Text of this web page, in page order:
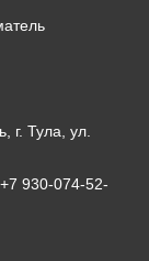
г. Тула, ул.
930-074-52-